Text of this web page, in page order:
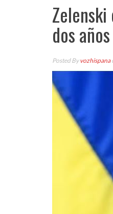
dos
Posted Byvozhispana